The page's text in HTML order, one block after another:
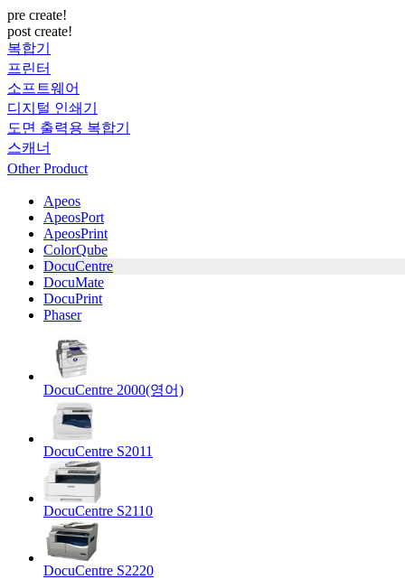
pre create!
post create!
복합기
프린터
소프트웨어
디지털 인쇄기
도면 출력용 복합기
스캐너
Other Product
Apeos
ApeosPort
ApeosPrint
ColorQube
DocuCentre
DocuMate
DocuPrint
Phaser
DocuCentre 2000(영어)
DocuCentre S2011
DocuCentre S2110
DocuCentre S2220